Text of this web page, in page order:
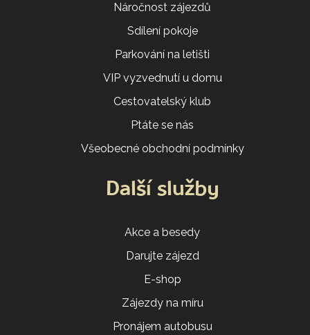
Náročnost zájezdů
Sdílení pokoje
Parkování na letišti
VIP vyzvednutí u domu
Cestovatelský klub
Ptáte se nás
Všeobecné obchodní podmínky
Další služby
Akce a besedy
Darujte zájezd
E-shop
Zájezdy na míru
Pronájem autobusu